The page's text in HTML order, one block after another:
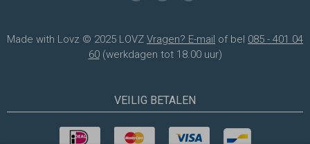
Made with Lovz © 2025 LOVZ Vragen? E-mail of bel 085 - 401 04
60(werkdagen tot 18.00 uur)
VEILIG BETALEN